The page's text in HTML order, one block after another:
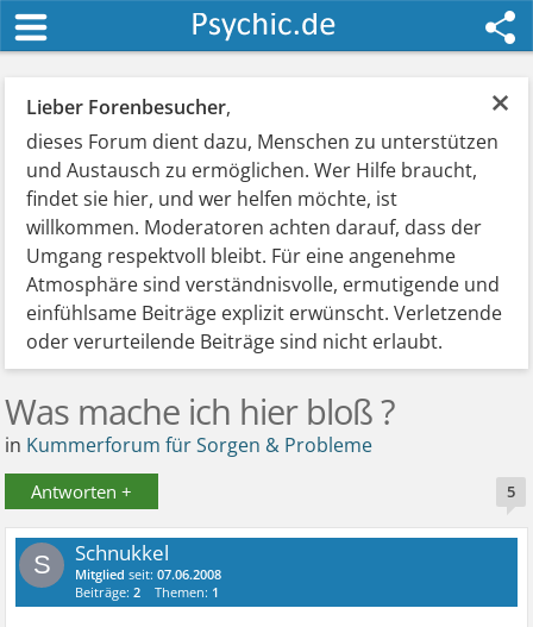
×
Lieber Forenbesucher,
dieses Forum dient dazu, Menschen zu unterstützen
und Austausch zu ermöglichen. Wer Hilfe braucht,
findet sie hier, und wer helfen möchte, ist
willkommen. Moderatoren achten darauf, dass der
Umgang respektvoll bleibt. Für eine angenehme
Atmosphäre sind verständnisvolle, ermutigende und
einfühlsame Beiträge explizit erwünscht. Verletzende
oder verurteilende Beiträge sind nicht erlaubt.
Was mache ich hier bloß ?
in Kummerforum für Sorgen & Probleme
Antworten + 5
S Schnukkel
Mitglied seit:07.06.2008
Beiträge:2 Themen: 1